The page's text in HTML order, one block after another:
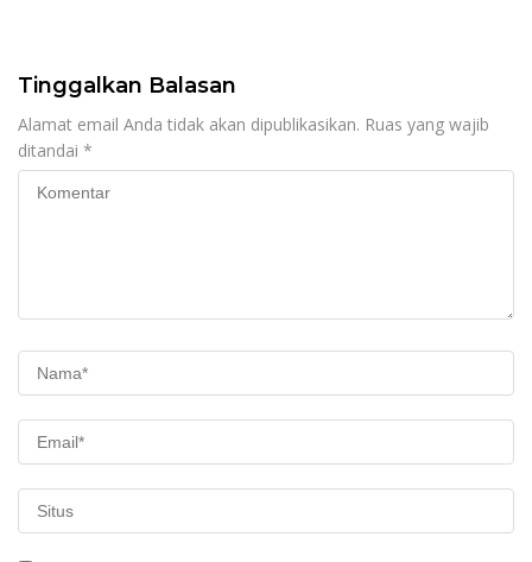
Tinggalkan Balasan
Alamat email Anda tidak akan dipublikasikan. Ruas yang wajib
ditandai *